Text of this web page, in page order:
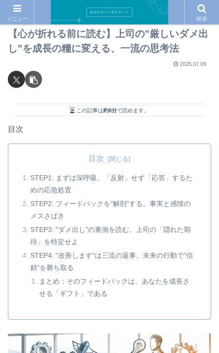
【心が折れる前に読む】上司の”厳しいダメ出
し”を成長の糧に変える、一流の思考法
2025.07.09
この記事は約8分で読めます。
目次
目次
STEP1: まずは深呼吸。「反射」せず「応答」するた
めの応急処置
STEP2: フィードバックを"解剖"する。事実と感情の
メスさばき
STEP3: "ダメ出し"の裏側を読む。上司の「隠れた期
待」を特定せよ
STEP4: "改善します"は三流の返事。未来の行動で"信
頼"を勝ち取る
まとめ：そのフィードバックは、あなたを成長さ
せる「ギフト」である
メニュー 検索